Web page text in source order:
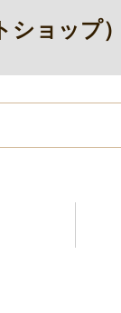
ョップ）